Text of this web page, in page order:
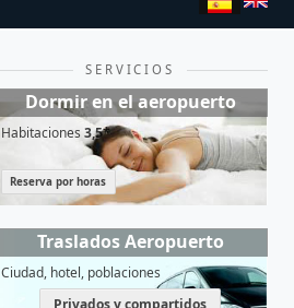
SERVICIOS
Dormir en el aeropuerto
Habitaciones3,5*
Reserva por horas
Traslados Aeropuerto
Ciudad, hotel, poblaciones